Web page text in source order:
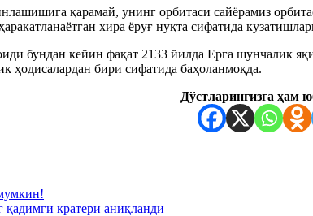
қарамай, унинг орбитаси сайёрамиз
хира ёруғ нуқта сифатида
бундан кейин фақат 2133 йилда Ерга шунчалик
ҳодисалардан бири сифатида баҳоланмоқда.
Дўстларингизга ҳам
кратери аниқланди